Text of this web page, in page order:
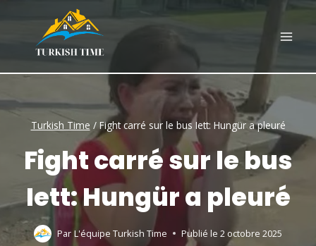
content
Turkish Time / Fight carré sur le bus Iett: Hungür a pleuré
Fight carré sur le bus
Iett: Hungür a pleuré
Par L'équipe Turkish Time Publié le 2 octobre 2025